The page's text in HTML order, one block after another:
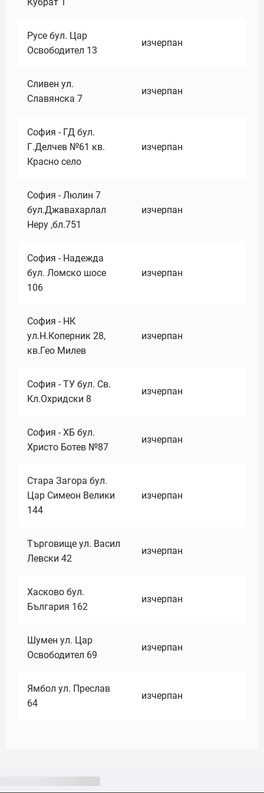
Русе бул. Цар
Освободител 13
изчерпан
Сливен ул.
Славянска 7
изчерпан
София - ГД бул.
Г.Делчев №61 кв.
Красно село
изчерпан
София - Люлин 7
бул.Джавахарлал
Неру ,бл.751
изчерпан
София - Надежда
бул. Ломско шосе
106
изчерпан
София - НК
ул.Н.Коперник 28,
кв.Гео Милев
изчерпан
София - ТУ бул. Св.
Кл.Охридски 8
изчерпан
София - ХБ бул.
Христо Ботев №87
изчерпан
Стара Загора бул.
Цар Симеон Велики
144
изчерпан
Търговище ул. Васил
Левски 42
изчерпан
Хасково бул.
България 162
изчерпан
Шумен ул. Цар
Освободител 69
изчерпан
Ямбол ул. Преслав
64
изчерпан